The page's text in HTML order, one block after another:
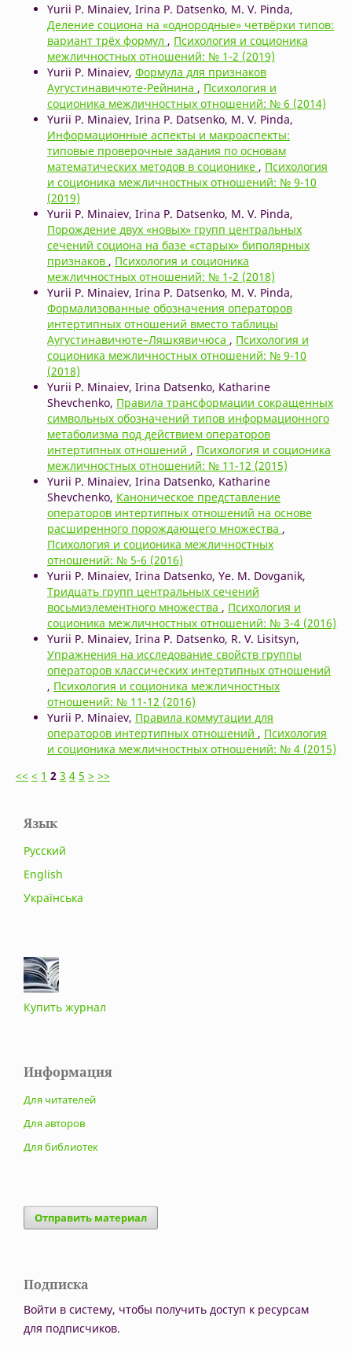
Yurii P. Minaiev, Irina P. Datsenko, M. V. Pinda,
Деление социона на «однородные» четвёрки типов:
вариант трёх формул , Психология и соционика
межличностных отношений: № 1-2 (2019)
Yurii P. Minaiev, Формула для признаков
Аугустинавичюте-Рейнина , Психология и
соционика межличностных отношений: № 6 (2014)
Yurii P. Minaiev, Irina P. Datsenko, M. V. Pinda,
Информационные аспекты и макроаспекты:
типовые проверочные задания по основам
математических методов в соционике , Психология
и соционика межличностных отношений: № 9-10
(2019)
Yurii P. Minaiev, Irina P. Datsenko, M. V. Pinda,
Порождение двух «новых» групп центральных
сечений социона на базе «старых» биполярных
признаков , Психология и соционика
межличностных отношений: № 1-2 (2018)
Yurii P. Minaiev, Irina P. Datsenko, M. V. Pinda,
Формализованные обозначения операторов
интертипных отношений вместо таблицы
Аугустинавичюте–Ляшкявичюса , Психология и
соционика межличностных отношений: № 9-10
(2018)
Yurii P. Minaiev, Irina Datsenko, Katharine
Shevchenko, Правила трансформации сокращенных
символьных обозначений типов информационного
метаболизма под действием операторов
интертипных отношений , Психология и соционика
межличностных отношений: № 11-12 (2015)
Yurii P. Minaiev, Irina Datsenko, Katharine
Shevchenko, Каноническое представление
операторов интертипных отношений на основе
расширенного порождающего множества ,
Психология и соционика межличностных
отношений: № 5-6 (2016)
Yurii P. Minaiev, Irina Datsenko, Ye. M. Dovganik,
Тридцать групп центральных сечений
восьмиэлементного множества , Психология и
соционика межличностных отношений: № 3-4 (2016)
Yurii P. Minaiev, Irina P. Datsenko, R. V. Lisitsyn,
Упражнения на исследование свойств группы
операторов классических интертипных отношений
, Психология и соционика межличностных
отношений: № 11-12 (2016)
Yurii P. Minaiev, Правила коммутации для
операторов интертипных отношений , Психология
и соционика межличностных отношений: № 4 (2015)
<< < 1 2 3 4 5 > >>
Язык
Русский
English
Українська
Купить журнал
Информация
Для читателей
Для авторов
Для библиотек
Отправить материал
Подписка
Войти в систему, чтобы получить доступ к ресурсам
для подписчиков.